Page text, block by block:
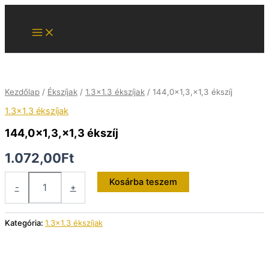
Kezdőlap / Ékszíjak / 1.3x1.3 ékszíjak / 144,0×1,3,×1,3 ékszíj
1.3x1.3 ékszíjak
144,0×1,3,×1,3 ékszíj
1.072,00Ft
-
ékszíj
mennyiség
+
Kosárba teszem
Kategória: 1.3x1.3 ékszíjak